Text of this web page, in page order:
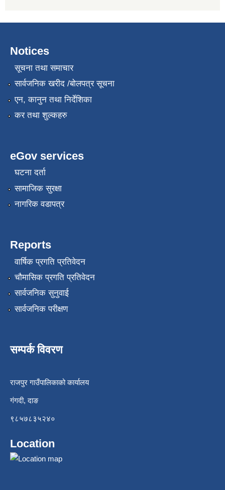
Notices
सूचना तथा समाचार
सार्वजनिक खरीद /बोलपत्र सूचना
एन, कानुन तथा निर्देशिका
कर तथा शुल्कहरु
eGov services
घटना दर्ता
सामाजिक सुरक्षा
नागरिक वडापत्र
Reports
वार्षिक प्रगति प्रतिवेदन
चौमासिक प्रगति प्रतिवेदन
सार्वजनिक सुनुवाई
सार्वजनिक परीक्षण
सम्पर्क विवरण
राजपुर गाउँपालिकाको कार्यालय
गंगदी, दाङ
९८५७८३५२४०
Location